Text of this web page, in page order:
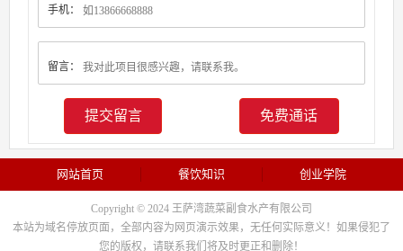
手机：
留言：
免费通话
网站首页 餐饮知识 创业学院
Copyright © 2024 王萨湾蔬菜副食水产有限公司
本站为域名停放页面，全部内容为网页演示效果，无任何实际意义！如果侵犯了
您的版权，请联系我们将及时更正和删除！